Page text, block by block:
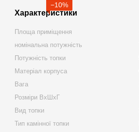
−10%
Характеристики
Площа приміщення
номінальна потужність
Потужність топки
Матеріал корпуса
Вага
Розміри ВхШхГ
Вид топки
Тип камінної топки